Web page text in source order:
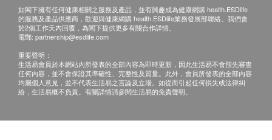
如閣下擁有任何健康相關之服務及產品，並有興趣成為健康網購 health.ESDlife
的服務及產品供應商，歡迎與健康網購 health.ESDlife業務發展部聯絡。我們會
於2個工作天內回覆，為閣下提供更多有關合作詳情。
電郵: partnership@esdlife.com
重要聲明：
生活易會員於本網站內所發表的全部內容為即時更新，因此生活易不會預先審查
任何內容，並不會保證其準確性、完整性及質量。此外，會員所發表的全部內容
均屬個人意見，並不代表生活易之言論及立場。如從而引起任何損失或法律糾
紛，生活易概不負責。有關詳情請參閱生活易的免責聲明。